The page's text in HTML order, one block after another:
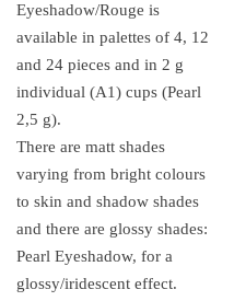
Eyeshadow/Rouge is
available in palettes of 4, 12
and 24 pieces and in 2 g
individual (A1) cups (Pearl
2,5 g).
There are matt shades
varying from bright colours
to skin and shadow shades
and there are glossy shades:
Pearl Eyeshadow, for a
glossy/iridescent effect.